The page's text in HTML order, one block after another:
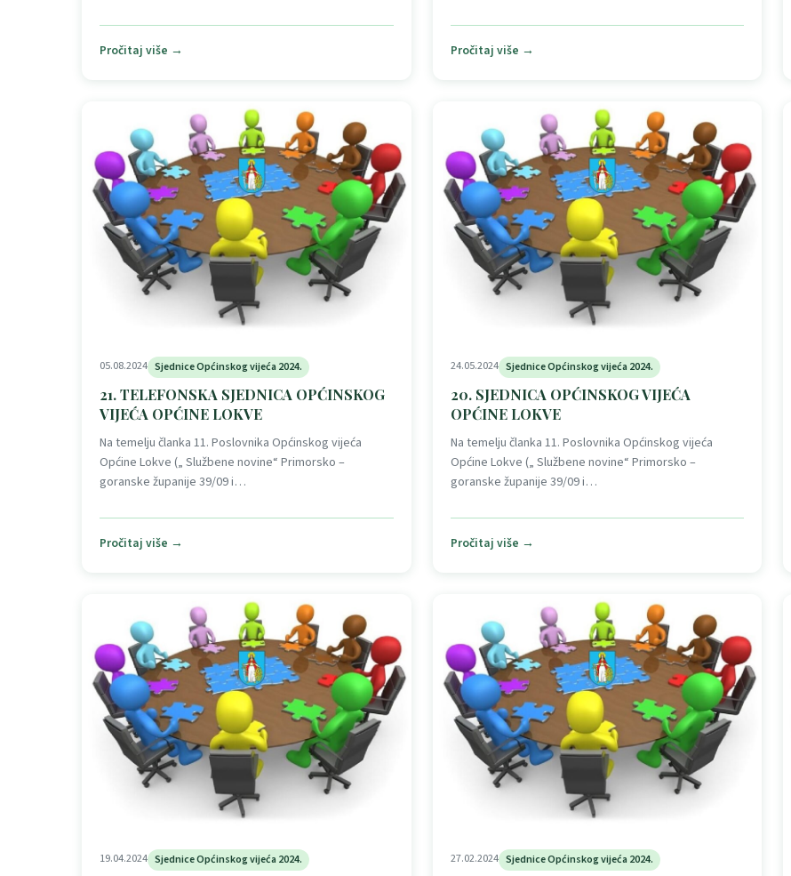
Pročitaj više → Pročitaj više →
05.08.2024 Sjednice Općinskog vijeća 2024.
21. TELEFONSKA SJEDNICA OPĆINSKOG
VIJEĆA OPĆINE LOKVE
Na temelju članka 11. Poslovnika Općinskog vijeća
Općine Lokve („ Službene novine“ Primorsko –
goranske županije 39/09 i…
Pročitaj više →
24.05.2024 Sjednice Općinskog vijeća 2024.
20. SJEDNICA OPĆINSKOG VIJEĆA
OPĆINE LOKVE
Na temelju članka 11. Poslovnika Općinskog vijeća
Općine Lokve („ Službene novine“ Primorsko –
goranske županije 39/09 i…
Pročitaj više →
19.04.2024 Sjednice Općinskog vijeća 2024. 27.02.2024 Sjednice Općinskog vijeća 2024.